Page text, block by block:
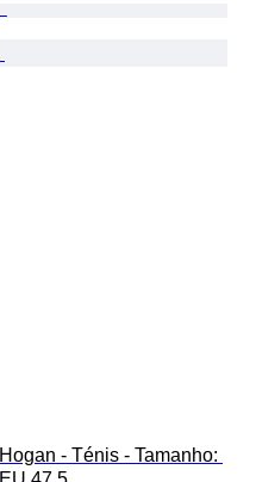
Hogan - Ténis - Tamanho: